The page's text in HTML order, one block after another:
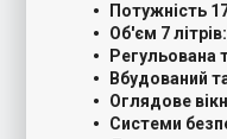
Потужність
Об'єм 7 літрів:
Регульована
Вбудований
Оглядове
Системи